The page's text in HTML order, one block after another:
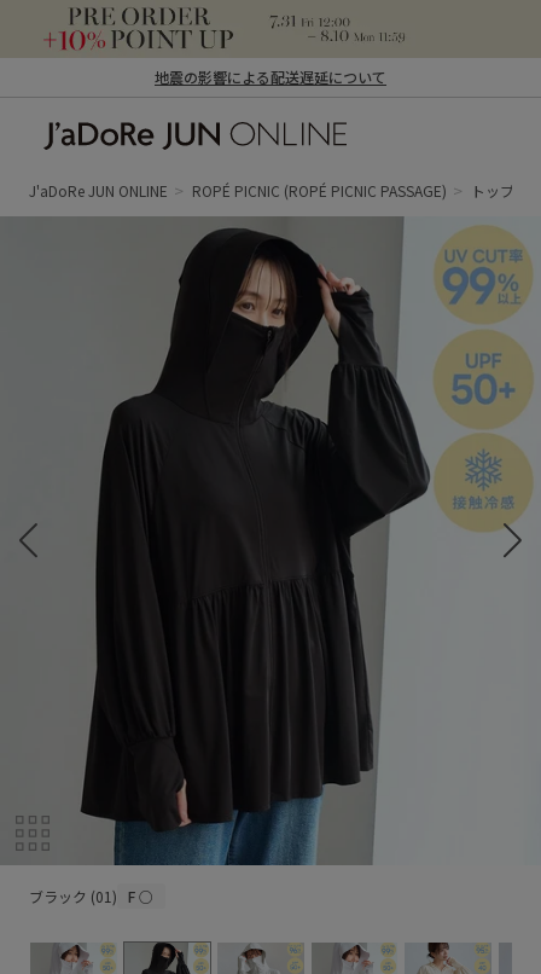
地震の影響による配送遅延について
ン オンライン）
J'aDoRe JUN ONLINE ROPÉ PICNIC (ROPÉ PICNIC PASSAGE) トップス
ブラック (01) F○